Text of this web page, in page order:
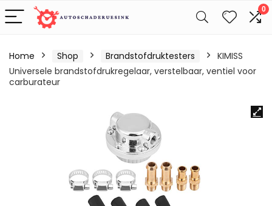
0
Home Shop Brandstofdruktesters
KIMISS
Universele brandstofdrukregelaar, verstelbaar, ventiel voor
carburateur